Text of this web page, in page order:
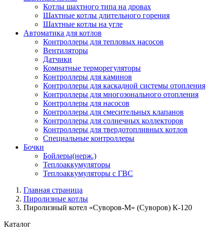
Котлы шахтного типа на дровах
Шахтные котлы длительного горения
Шахтные котлы на угле
Автоматика для котлов
Контроллеры для тепловых насосов
Вентиляторы
Датчики
Комнатные терморегуляторы
Контроллеры для каминов
Контроллеры для каскадной системы отопления
Контроллеры для многозонального отопления
Контроллеры для насосов
Контроллеры для смесительных клапанов
Контроллеры для солнечных коллекторов
Контроллеры для твердотопливных котлов
Специальные контроллеры
Бочки
Бойлеры(нерж.)
Теплоаккумуляторы
Теплоаккумуляторы с ГВС
Главная страница
Пиролизные котлы
Пиролизный котел «Суворов-М» (Суворов) К-120
Каталог